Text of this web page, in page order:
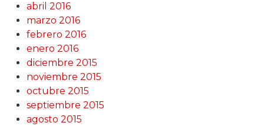
abril 2016
marzo 2016
febrero 2016
enero 2016
diciembre 2015
noviembre 2015
octubre 2015
septiembre 2015
agosto 2015